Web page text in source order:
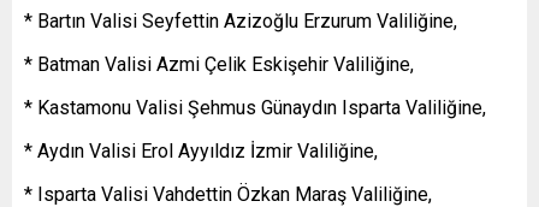
* Bartın Valisi Seyfettin Azizoğlu Erzurum Valiliğine,
* Batman Valisi Azmi Çelik Eskişehir Valiliğine,
* Kastamonu Valisi Şehmus Günaydın Isparta Valiliğine,
* Aydın Valisi Erol Ayyıldız İzmir Valiliğine,
* Isparta Valisi Vahdettin Özkan Maraş Valiliğine,